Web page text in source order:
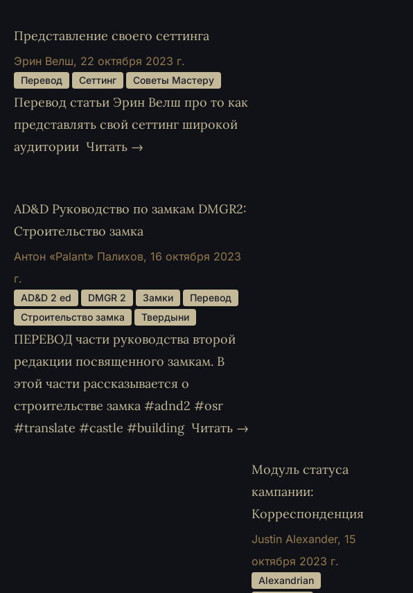
Представление своего сеттинга
Эрин Велш, 22 октября 2023 г.
Перевод Сеттинг Советы Мастеру
Перевод статьи Эрин Велш про то как
представлять свой сеттинг широкой
аудитории Читать →
AD&D Руководство по замкам DMGR2:
Строительство замка
Антон «Palant» Палихов, 16 октября 2023
г.
AD&D 2 ed DMGR 2 Замки
Перевод
Строительство замка
Твердыни
ПЕРЕВОД части руководства второй
редакции посвященного замкам. В
этой части рассказывается о
строительстве замка #adnd2 #osr
#translate #castle #building Читать →
Модуль статуса
кампании:
Корреспонденция
Justin Alexander, 15
октября 2023 г.
Alexandrian